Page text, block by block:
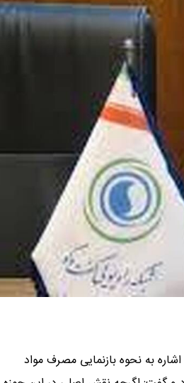
به نحوه بازنمایی مصرف مواد